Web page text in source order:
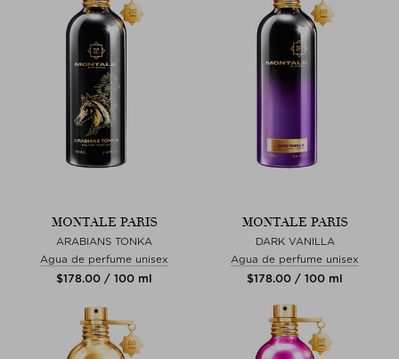
MONTALE PARIS
ARABIANS TONKA
Agua de perfume unisex
$‌178.00 / 100 ml
MONTALE PARIS
DARK VANILLA
Agua de perfume unisex
$‌178.00 / 100 ml